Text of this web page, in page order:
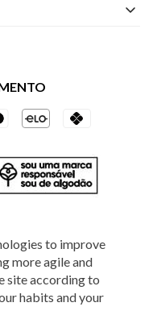
to improve
more agile and
site according to
habits and your